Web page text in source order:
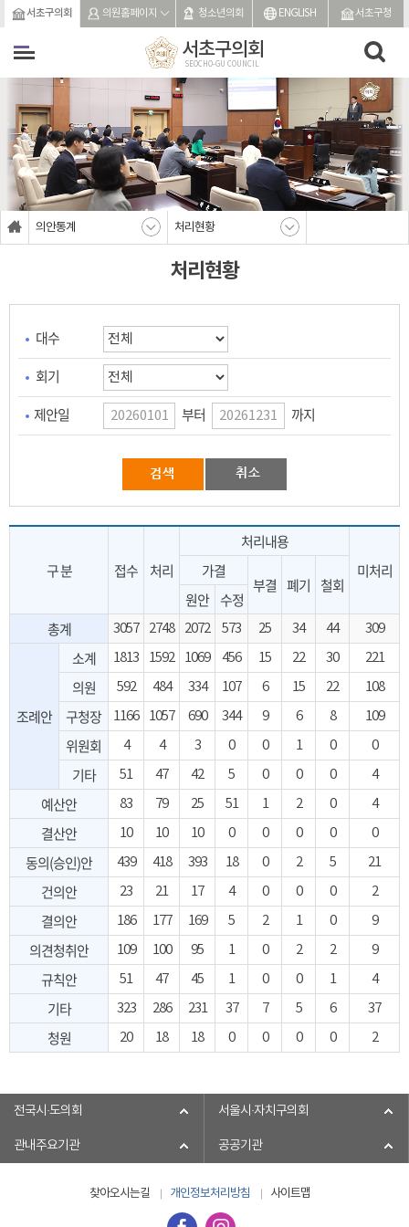
본문바로가기
서초구의회 의원홈페이지 청소년의회 ENGLISH 서초구청
서초구의회
SEOCHO-GU COUNCIL
의안통계 처리현황
처리현황
대수
회기
제안일
부터 까지
구 분 접수 처리
처리내용
미처리
가결
부결 폐기 철회
원안 수정
총계
3057 2748 2072 573 25 34 44 309
조례안
소계 1813 1592 1069 456 15 22 30 221
의원 592 484 334 107 6 15 22 108
구청장 1166 1057 690 344 9 6 8 109
위원회 4 4 3 0 0 1 0 0
기타 51 47 42 5 0 0 0 4
예산안 83 79 25 51 1 2 0 4
결산안 10 10 10 0 0 0 0 0
동의(승인)안 439 418 393 18 0 2 5 21
건의안 23 21 17 4 0 0 0 2
결의안 186 177 169 5 2 1 0 9
의견청취안 109 100 95 1 0 2 2 9
규칙안 51 47 45 1 0 0 1 4
기타 323 286 231 37 7 5 6 37
청원 20 18 18 0 0 0 0 2
전국시·도의회 서울시·자치구의회
관내주요기관 공공기관
찾아오시는길 개인정보처리방침 사이트맵